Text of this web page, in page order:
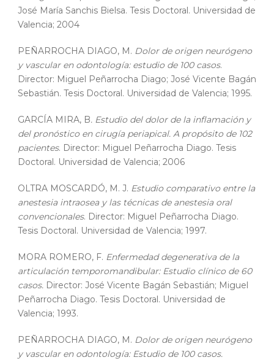
José María Sanchis Bielsa. Tesis Doctoral. Universidad de
Valencia; 2004
PEÑARROCHA DIAGO, M. Dolor de origen neurógeno
y vascular en odontología: estudio de 100 casos.
Director: Miguel Peñarrocha Diago; José Vicente Bagán
Sebastián. Tesis Doctoral. Universidad de Valencia; 1995.
GARCÍA MIRA, B. Estudio del dolor de la inflamación y
del pronóstico en cirugía periapical. A propósito de 102
pacientes. Director: Miguel Peñarrocha Diago. Tesis
Doctoral. Universidad de Valencia; 2006
OLTRA MOSCARDÓ, M. J. Estudio comparativo entre la
anestesia intraosea y las técnicas de anestesia oral
convencionales. Director: Miguel Peñarrocha Diago.
Tesis Doctoral. Universidad de Valencia; 1997.
MORA ROMERO, F. Enfermedad degenerativa de la
articulación temporomandibular: Estudio clínico de 60
casos. Director: José Vicente Bagán Sebastián; Miguel
Peñarrocha Diago. Tesis Doctoral. Universidad de
Valencia; 1993.
PEÑARROCHA DIAGO, M. Dolor de origen neurógeno
y vascular en odontología: Estudio de 100 casos.